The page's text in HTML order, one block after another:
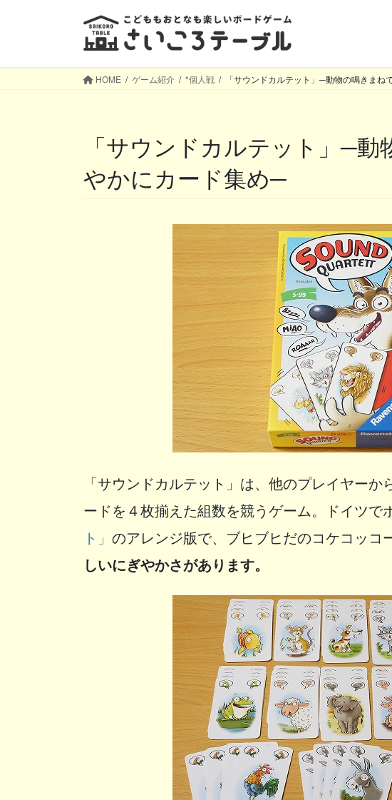
HOME ゲーム紹介 *個人戦 「サウンドカルテット」─動物の鳴きま
「サウンドカルテット」─動物の鳴きまねでにぎ
やかにカード集め─
「サウンドカルテット」は、他のプレイヤー
ードを４枚揃えた組数を競うゲーム。ドイツで
ト」 のアレンジ版で、ブヒブヒだのコケコッコ
しいにぎやかさがあります。